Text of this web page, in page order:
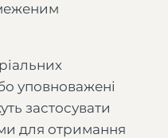
уповноважені
застосувати
для отримання